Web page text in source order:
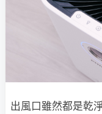
出風口雖然都是乾